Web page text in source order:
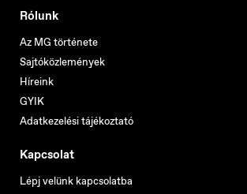
Rólunk
Az MG története
Sajtóközlemények
Híreink
GYIK
Adatkezelési tájékoztató
Kapcsolat
Lépj velünk kapcsolatba